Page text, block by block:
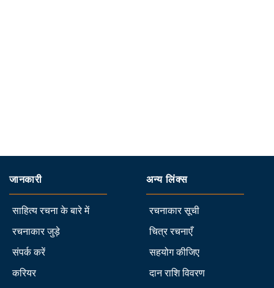
जानकारी
साहित्य रचना के बारे में
रचनाकार जुड़े
संपर्क करें
करियर
अन्य लिंक्स
रचनाकार सूची
चित्र रचनाएँ
सहयोग कीजिए
दान राशि विवरण